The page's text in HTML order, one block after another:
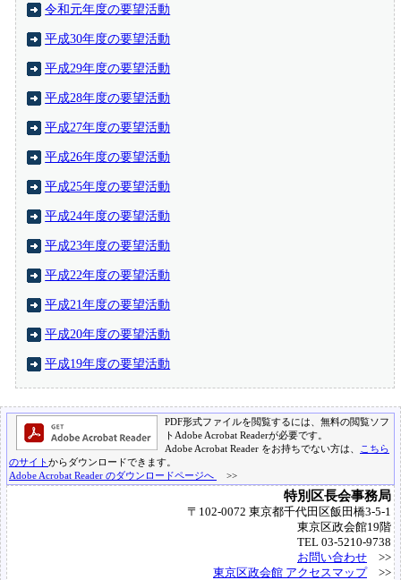
令和元年度の要望活動
平成30年度の要望活動
平成29年度の要望活動
平成28年度の要望活動
平成27年度の要望活動
平成26年度の要望活動
平成25年度の要望活動
平成24年度の要望活動
平成23年度の要望活動
平成22年度の要望活動
平成21年度の要望活動
平成20年度の要望活動
平成19年度の要望活動
PDF形式ファイルを閲覧するには、無料の閲覧ソフ
トAdobe Acrobat Readerが必要です。
Adobe Acrobat Reader をお持ちでない方は、
こちら
のサイトからダウンロードできます。
Adobe Acrobat Reader のダウンロードページへ
>>
特別区長会事務局
〒102-0072 東京都千代田区飯田橋3-5-1
東京区政会館19階
TEL 03-5210-9738
お問い合わせ >>
東京区政会館 アクセスマップ>>